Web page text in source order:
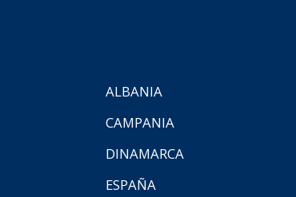
ALBANIA
CAMPANIA
DINAMARCA
ESPAÑA